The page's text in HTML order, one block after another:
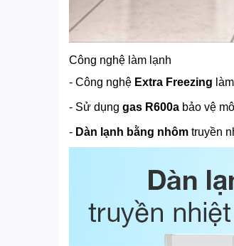
Công nghệ làm lạnh
- Công nghệ Extra Freezing
- Sử dụng gas R600a bảo vệ
- Dàn lạnh bằng nhôm truyền